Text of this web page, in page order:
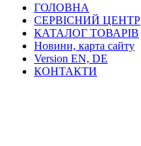
ГОЛОВНА
СЕРВІСНИЙ ЦЕНТР
КАТАЛОГ ТОВАРІВ
Новини, карта сайту
Version EN, DE
КОНТАКТИ